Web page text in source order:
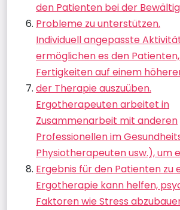
den Patienten bei der
Probleme zu unterstützen.
Individuell angepasste
ermöglichen es den
Fertigkeiten auf einem
der Therapie auszuüben.
Ergotherapeuten arbeitet in
Zusammenarbeit mit anderen
Professionellen im
Physiotherapeuten usw.), um
Ergebnis für den Patienten zu
Ergotherapie kann helfen,
Faktoren wie Stress